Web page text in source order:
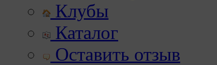
Клубы
Каталог
Оставить отзыв